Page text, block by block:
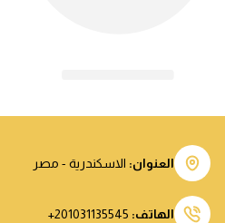
العنوان: الاسكندرية - مصر
الهاتف:
201031135545+